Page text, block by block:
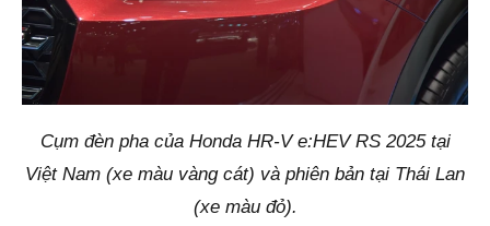
Cụm đèn pha của Honda HR-V e:HEV RS 2025 tại
Việt Nam (xe màu vàng cát) và phiên bản tại Thái Lan
(xe màu đỏ).